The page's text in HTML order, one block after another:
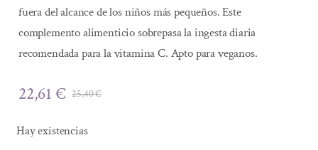
fuera del alcance de los niños más pequeños. Este
complemento alimenticio sobrepasa la ingesta diaria
recomendada para la vitamina C. Apto para veganos.
25,40€El
22,61€
El
Hay existencias